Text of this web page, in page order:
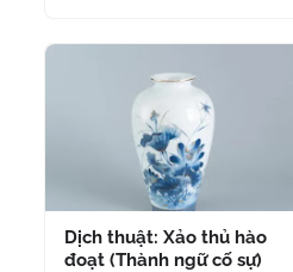
Dịch thuật: Xảo thủ hào
đoạt (Thành ngữ cố sự)